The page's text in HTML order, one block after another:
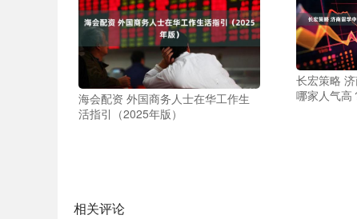
海会配资 外国商务人士在华工作生
活指引（2025年版）
长宏策略
哪家人气高
相关评论